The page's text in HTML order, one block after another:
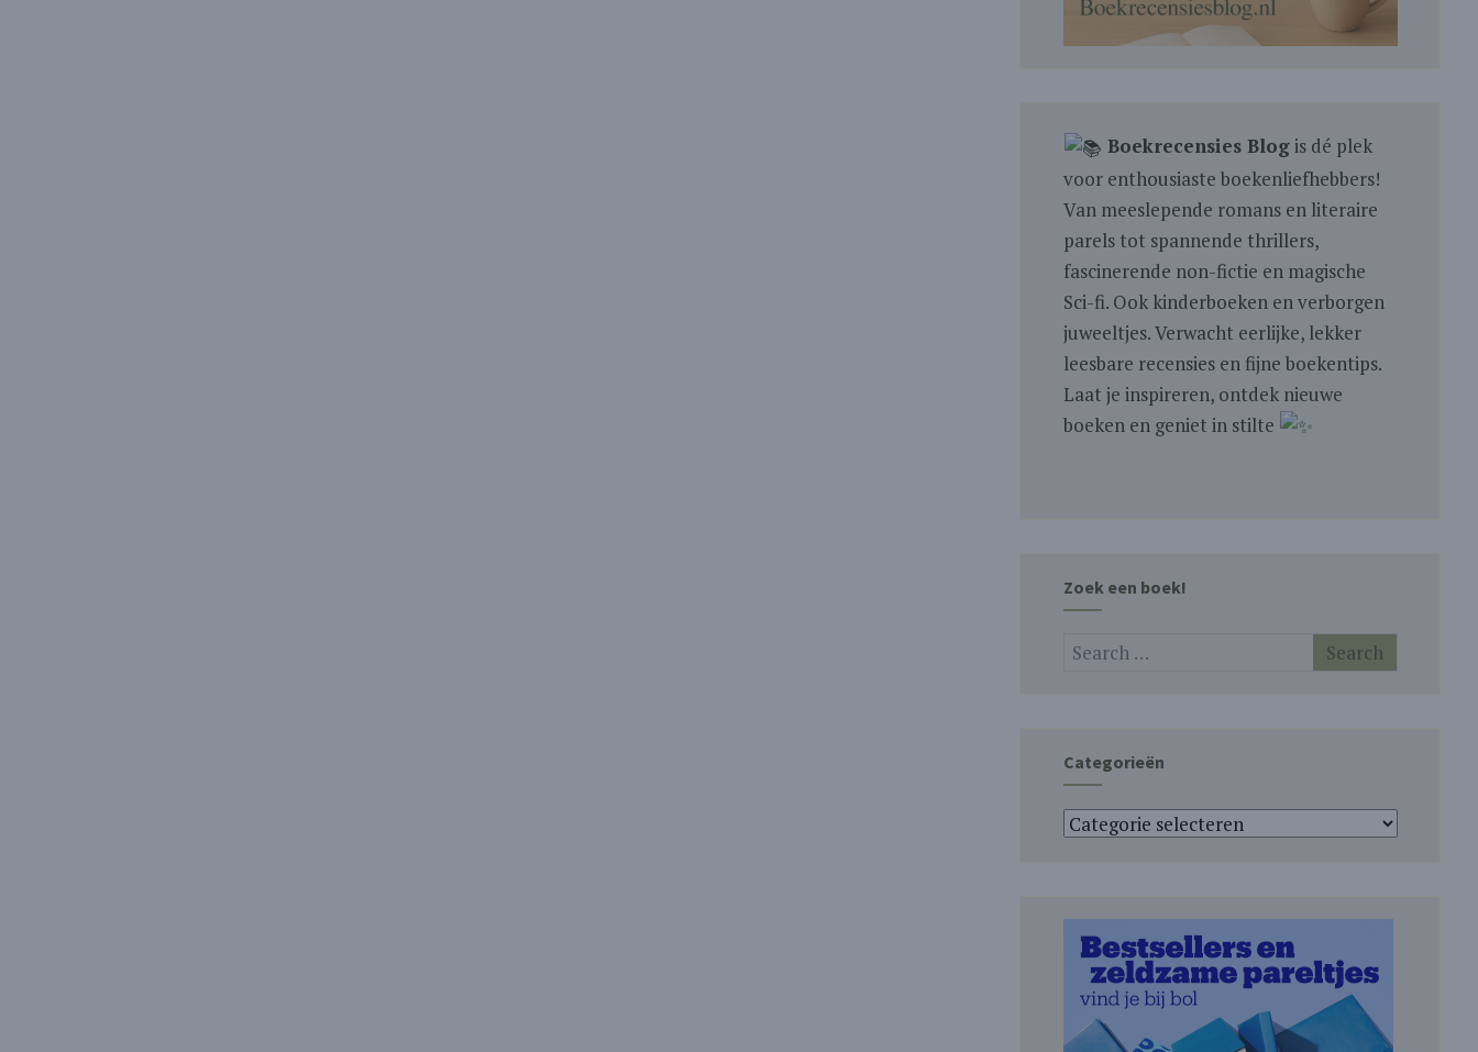
Boekrecensies Blogis dé plek
voor enthousiaste boekenliefhebbers!
Van meeslepende romans en literaire
parels tot spannende thrillers,
fascinerende non-fictie en magische
Sci-fi. Ook kinderboeken en verborgen
juweeltjes. Verwacht eerlijke, lekker
leesbare recensies en fijne boekentips.
Laat je inspireren, ontdek nieuwe
boeken en geniet in stilte
Zoek een boek!
Categorieën
Categorieën